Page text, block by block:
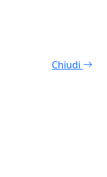
Chiudi